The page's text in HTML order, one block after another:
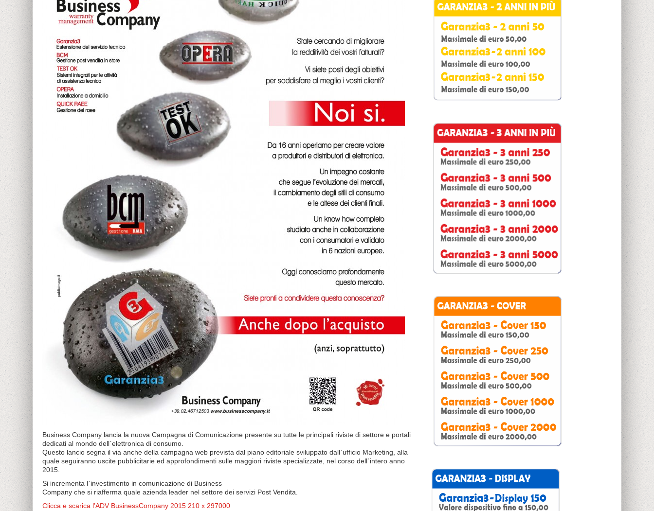
Business Company lancia la nuova Campagna di Comunicazione presente su tutte le principali riviste di settore e portali
dedicati al mondo dell`elettronica di consumo.
Questo lancio segna il via anche della campagna web prevista dal piano editoriale sviluppato dall`ufficio Marketing, alla
quale seguiranno uscite pubblicitarie ed approfondimenti sulle maggiori riviste specializzate, nel corso dell`intero anno
2015.
Si incrementa l`investimento in comunicazione di Business
Company che si riafferma quale azienda leader nel settore dei servizi Post Vendita.
Clicca e scarica l’ADV BusinessCompany 2015 210 x 297000